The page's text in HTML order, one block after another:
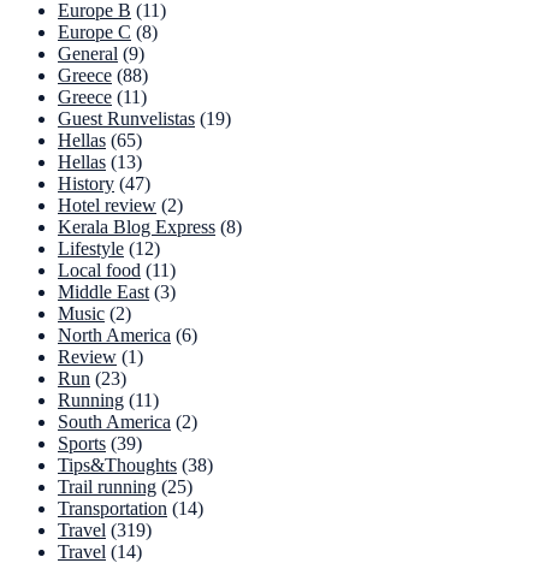
Europe B (11)
Europe C (8)
General (9)
Greece (88)
Greece (11)
Guest Runvelistas (19)
Hellas (65)
Hellas (13)
History (47)
Hotel review (2)
Kerala Blog Express (8)
Lifestyle (12)
Local food (11)
Middle East (3)
Music (2)
North America (6)
Review (1)
Run (23)
Running (11)
South America (2)
Sports (39)
Tips&Thoughts (38)
Trail running (25)
Transportation (14)
Travel (319)
Travel (14)